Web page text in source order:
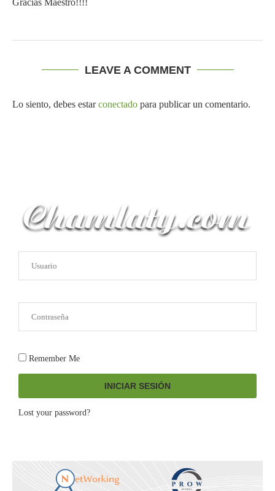
Gracias Maestro!!!!
LEAVE A COMMENT
Lo siento, debes estarconectado para publicar un comentario.
Remember Me
INICIAR SESIÓN
Lost your password?